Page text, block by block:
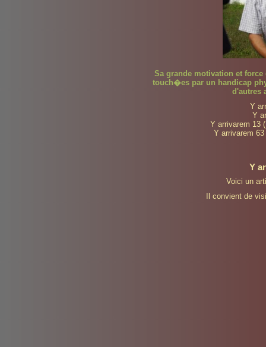
Sa grande motivation et
touch�es par un handicap
d'autres
Y
Y
Y arrivarem 13
Y arrivarem
Y
Voici un
Il convient de